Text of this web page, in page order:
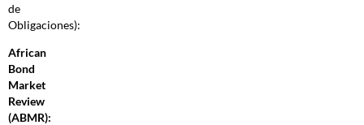
de
Obligaciones):
African
Bond
Market
Review
(ABMR):